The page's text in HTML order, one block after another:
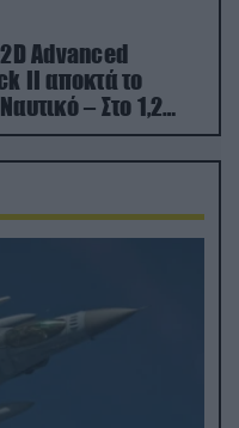
Advanced
II αποκτά το
– Στο 1,2
κόστος